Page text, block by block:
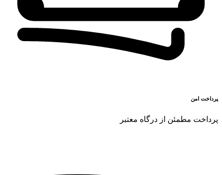
پرداخت امن
پرداخت مطمئن از درگاه معتبر